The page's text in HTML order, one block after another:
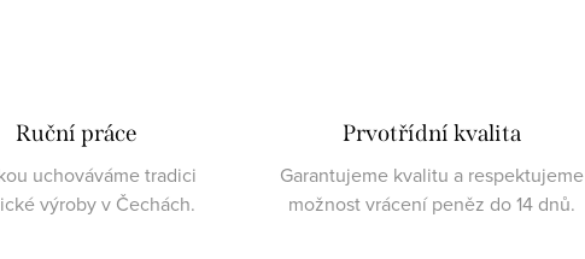
Ruční práce
uchováváme tradici
výroby v Čechách.
Prvotřídní kvalita
Garantujeme kvalitu a respektujeme
možnost vrácení peněz do 14 dnů.